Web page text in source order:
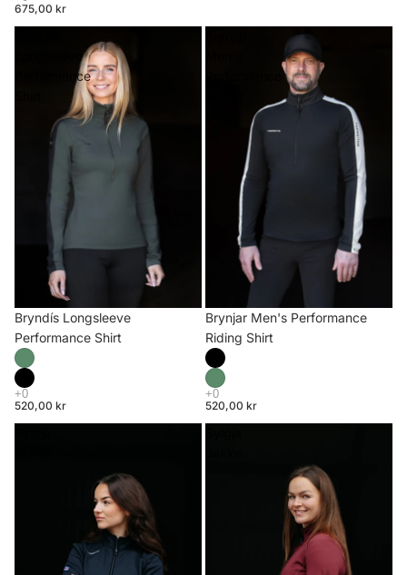
675,00 kr
Longsleeve
Performance
Bryndís Longsleeve
Performance Shirt
520,00 kr
Brynjar Men's Performance
Riding Shirt
520,00 kr